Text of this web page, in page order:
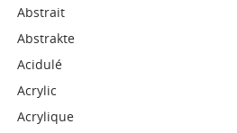
Abstrait
Abstrakte
Acidulé
Acrylic
Acrylique